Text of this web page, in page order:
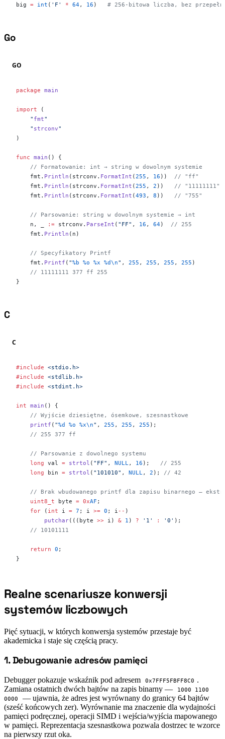
big = int ( 'F' * 64, 16 ) # 256-bitowa liczba, bez
#
Go
GO
package main
import (
    "
fmt"
    "
strconv"
)
func main () {
    // Formatowanie: int → string w dowolnym systemie
    fmt.
Println (strconv. FormatInt (255 , 16 )) // "ff"
    fmt.
Println (strconv. FormatInt (255 , 2 )) // "11111111"
    fmt.
Println (strconv. FormatInt (493 , 8 )) // "755"
    // Parsowanie: string w dowolnym systemie → int
    n, _
:= strconv. ParseInt ( "FF" , 16 , 64) // 255
    fmt.
Println (n)
    // Specyfikatory Printf
    fmt.
Printf ( "%b %o %x %d\n" , 255 , 255 , 255 , 255 )
    // 11111111 377 ff 255
}
#
C
C
#include <stdio.h>
#include <stdlib.h>
#include <stdint.h>
int main () {
    // Wyjście dziesiętne, ósemkowe, szesnastkowe
    printf
( "%d %o %x\n" , 255 , 255 , 255 );
    // 255 377 ff
    // Parsowanie z dowolnego systemu
    long
val = strtol ( "FF" , NULL , 16 );
   // 255
    long
bin = strtol ( "101010" , NULL , 2 ); // 42
// Brak wbudowanego printf dla zapisu binarnego —
    uint8_t
byte = 0xAF ;
    for
( int i = 7 ; i >= 0 ; i -- )
        putchar
(((byte >> i) & 1 ) ? '1' : '0' );
    // 10101111
    return
0 ;
}
#
Realne scenariusze konwersji
systemów liczbowych
Pięć sytuacji, w których konwersja systemów przestaje być
akademicka i staje się częścią pracy.
#
1. Debugowanie adresów pamięci
Debugger pokazuje wskaźnik pod adresem 0x7FFF5FBFF8C0 .
Zamiana ostatnich dwóch bajtów na zapis binarny —
1000 1100
0000
— ujawnia, że adres jest wyrównany do granicy 64 bajtów
(sześć końcowych zer). Wyrównanie ma znaczenie dla wydajności
pamięci podręcznej, operacji SIMD i wejścia/wyjścia mapowanego
w pamięci. Reprezentacja szesnastkowa pozwala dostrzec te wzorce
na pierwszy rzut oka.